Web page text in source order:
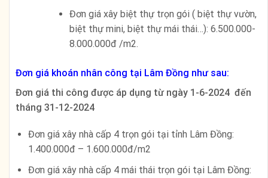
Đơn giá xây biệt thự trọn gói ( biệt thự vườn,
biệt thự mini, biệt thự mái thái…): 6.500.000-
8.000.000đ /m2.
Đơn giá khoán nhân công tại Lâm Đồng như sau:
Đơn giá thi công được áp dụng từ ngày 1-6-2024 đến
tháng 31-12-2024
Đơn giá xây nhà cấp 4 trọn gói tại tỉnh Lâm Đồng:
1.400.000đ – 1.600.000đ/m2
Đơn giá xây nhà cấp 4 mái thái trọn gói tại Lâm Đồng: